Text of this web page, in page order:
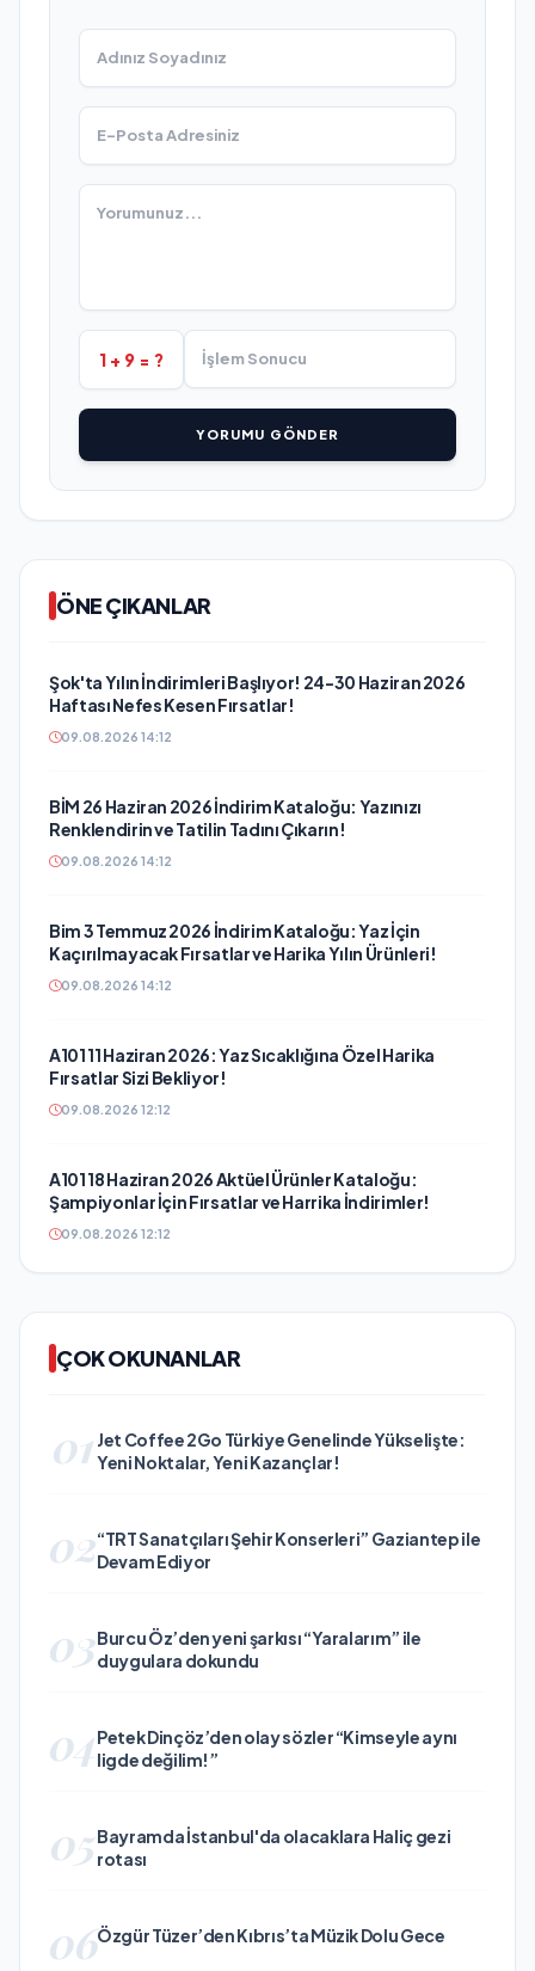
1 + 9 = ?
YORUMU GÖNDER
ÖNE ÇIKANLAR
Şok'ta Yılın İndirimleri Başlıyor! 24-30 Haziran 2026
Haftası Nefes Kesen Fırsatlar!
09.08.2026 14:12
BİM 26 Haziran 2026 İndirim Kataloğu: Yazınızı
Renklendirin ve Tatilin Tadını Çıkarın!
09.08.2026 14:12
Bim 3 Temmuz 2026 İndirim Kataloğu: Yaz İçin
Kaçırılmayacak Fırsatlar ve Harika Yılın Ürünleri!
09.08.2026 14:12
A101 11 Haziran 2026: Yaz Sıcaklığına Özel Harika
Fırsatlar Sizi Bekliyor!
09.08.2026 12:12
A101 18 Haziran 2026 Aktüel Ürünler Kataloğu:
Şampiyonlar İçin Fırsatlar ve Harrika İndirimler!
09.08.2026 12:12
ÇOK OKUNANLAR
01 Jet Coffee 2Go Türkiye Genelinde Yükselişte:
Yeni Noktalar, Yeni Kazançlar!
02“TRT Sanatçıları Şehir Konserleri” Gaziantep ile
Devam Ediyor
03Burcu Öz’den yeni şarkısı “Yaralarım” ile
duygulara dokundu
04Petek Dinçöz’den olay sözler “Kimseyle aynı
ligde değilim!”
05Bayramda İstanbul'da olacaklara Haliç gezi
rotası
06Özgür Tüzer’den Kıbrıs’ta Müzik Dolu Gece